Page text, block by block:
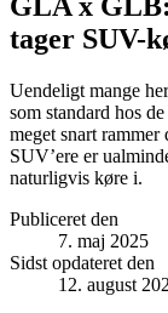
tager SUV-
Uendeligt mange
som standard hos
meget snart
SUV’ere er
naturligvis køre i.
Publiceret den
7. maj 2025
Sidst opdateret den
12. august